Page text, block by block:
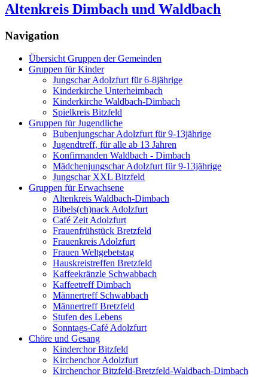
Altenkreis Dimbach und Waldbach
Navigation
Übersicht Gruppen der Gemeinden
Gruppen für Kinder
Jungschar Adolzfurt für 6-8jährige
Kinderkirche Unterheimbach
Kinderkirche Waldbach-Dimbach
Spielkreis Bitzfeld
Gruppen für Jugendliche
Bubenjungschar Adolzfurt für 9-13jährige
Jugendtreff, für alle ab 13 Jahren
Konfirmanden Waldbach - Dimbach
Mädchenjungschar Adolzfurt für 9-13jährige
Jungschar XXL Bitzfeld
Gruppen für Erwachsene
Altenkreis Waldbach-Dimbach
Bibels(ch)nack Adolzfurt
Café Zeit Adolzfurt
Frauenfrühstück Bretzfeld
Frauenkreis Adolzfurt
Frauen Weltgebetstag
Hauskreistreffen Bretzfeld
Kaffeekränzle Schwabbach
Kaffeetreff Dimbach
Männertreff Schwabbach
Männertreff Bretzfeld
Stufen des Lebens
Sonntags-Café Adolzfurt
Chöre und Gesang
Kinderchor Bitzfeld
Kirchenchor Adolzfurt
Kirchenchor Bitzfeld-Bretzfeld-Waldbach-Dimbach